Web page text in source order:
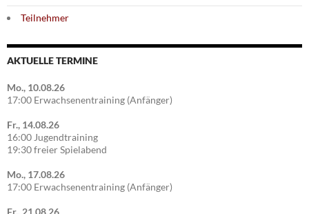
Teilnehmer
AKTUELLE TERMINE
Mo., 10.08.26
17:00 Erwachsenentraining (Anfänger)
Fr., 14.08.26
16:00 Jugendtraining
19:30 freier Spielabend
Mo., 17.08.26
17:00 Erwachsenentraining (Anfänger)